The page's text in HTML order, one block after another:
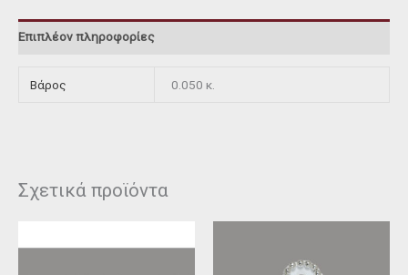
Επιπλέον πληροφορίες
Βάρος 0.050 κ.
Σχετικά προϊόντα